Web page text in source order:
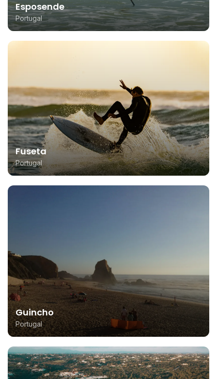
Esposende
Portugal
Fuseta
Portugal
Guincho
Portugal